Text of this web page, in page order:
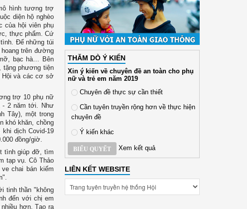
hình tương trợ
diện hộ nghèo
của hội viên phụ
thực phẩm. Cứ
Để những túi
trên đường
bạc hà… Bên
tặng phương tiện
Hội và các cơ sở
trợ 10 phụ nữ
- 2 năm tới. Như
Tây), một trong
khó khăn, chồng
dịch Covid-19
đồng/giờ.
tình giúp đỡ, tìm
tạp vụ. Cô Thảo
chai bán kiếm
tinh thần "không
đến với chị em
hơn. Tạo ra
THĂM DÒ Ý KIẾN
Xin ý kiến về chuyên đề an toàn cho phụ
nữ và trẻ em năm 2019
Chuyên đề thực sự cần thiết
Cần tuyên truyền rộng hơn về thực hiện
chuyên đề
Ý kiến khác
BIỂU QUYẾT Xem kết quả
LIÊN KẾT WEBSITE